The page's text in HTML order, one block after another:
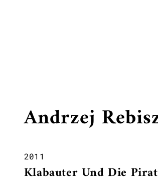
Andrzej
2011
Klabauter Und Die